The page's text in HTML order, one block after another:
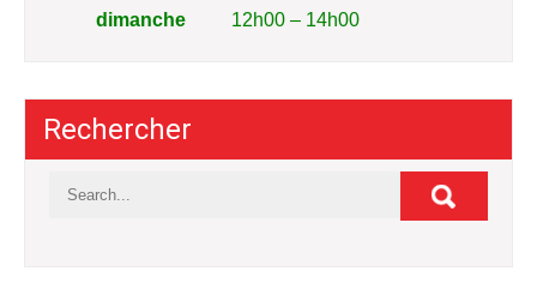
dimanche
12h00 – 14h00
Rechercher